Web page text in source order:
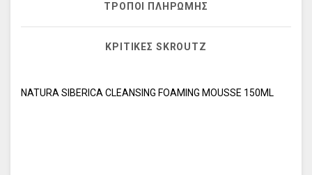
ΤΡΌΠΟΙ ΠΛΗΡΩΜΉΣ
ΚΡΙΤΙΚΈΣ SKROUTZ
NATURA SIBERICA CLEANSING FOAMING MOUSSE 150ML